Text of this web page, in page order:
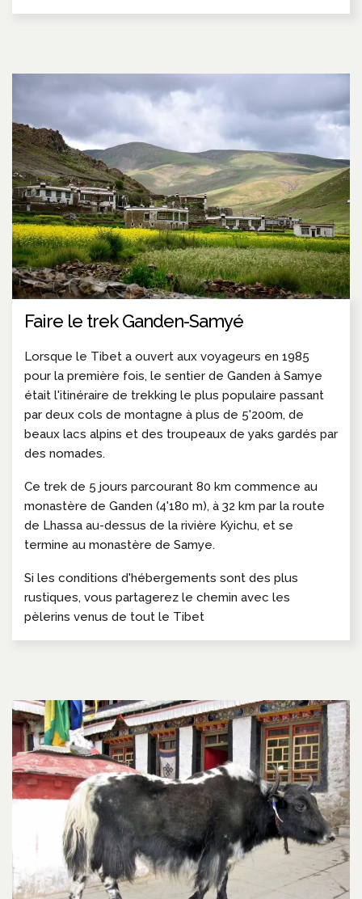
Faire le trek Ganden-Samyé
Lorsque le Tibet a ouvert aux voyageurs en 1985
pour la première fois, le sentier de Ganden à Samye
était l'itinéraire de trekking le plus populaire passant
par deux cols de montagne à plus de 5'200m, de
beaux lacs alpins et des troupeaux de yaks gardés par
des nomades.
Ce trek de 5 jours parcourant 80 km commence au
monastère de Ganden (4'180 m), à 32 km par la route
de Lhassa au-dessus de la rivière Kyichu, et se
termine au monastère de Samye.
Si les conditions d'hébergements sont des plus
rustiques, vous partagerez le chemin avec les
pèlerins venus de tout le Tibet